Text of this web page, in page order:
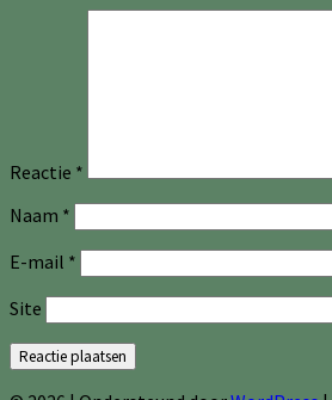
Reactie *
Naam *
E-mail *
Site